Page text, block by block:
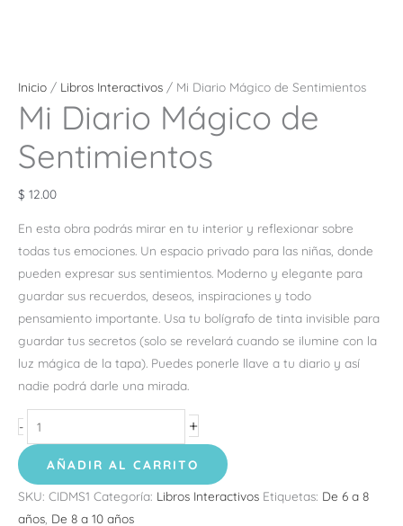
Inicio / Libros Interactivos / Mi Diario Mágico de Sentimientos
Mi Diario Mágico de
Sentimientos
$ 12.00
En esta obra podrás mirar en tu interior y reflexionar sobre
todas tus emociones. Un espacio privado para las niñas, donde
pueden expresar sus sentimientos. Moderno y elegante para
guardar sus recuerdos, deseos, inspiraciones y todo
pensamiento importante. Usa tu bolígrafo de tinta invisible para
guardar tus secretos (solo se revelará cuando se ilumine con la
luz mágica de la tapa). Puedes ponerle llave a tu diario y así
nadie podrá darle una mirada.
- +
AÑADIR AL CARRITO
SKU: CIDMS1 Categoría: Libros Interactivos Etiquetas: De 6 a 8
años, De 8 a 10 años